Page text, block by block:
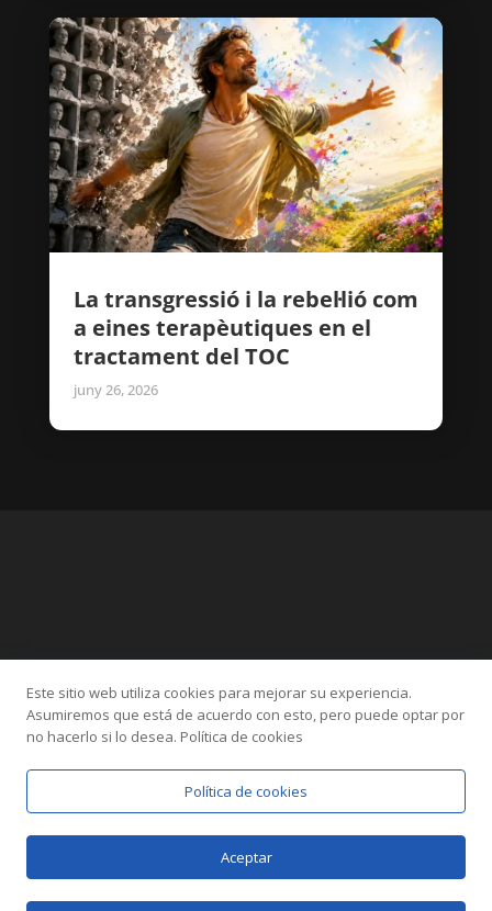
La transgressió i la rebel·lió com
a eines terapèutiques en el
tractament del TOC
juny 26, 2026
Categories
Altres Ansietat IPITIA Sexologia
TOC Homosexual
Tractaments Intensius
Este sitio web utiliza cookies para mejorar su experiencia.
Asumiremos que está de acuerdo con esto, pero puede optar por
no hacerlo si lo desea. Política de cookies
Política de cookies
Aceptar